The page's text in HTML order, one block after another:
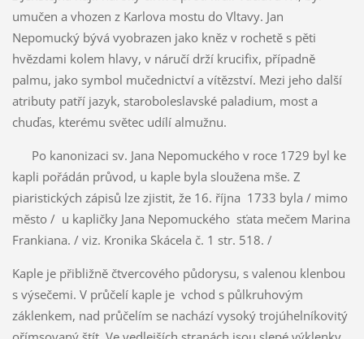
umučen a vhozen z Karlova mostu do Vltavy. Jan
Nepomucký bývá vyobrazen jako kněz v rochetě s pěti
hvězdami kolem hlavy, v náručí drží krucifix, případně
palmu, jako symbol mučednictví a vítězství. Mezi jeho další
atributy patří jazyk, staroboleslavské paladium, most a
chuďas, kterému světec udílí almužnu.
Po kanonizaci sv. Jana Nepomuckého v roce 1729 byl ke
kapli pořádán průvod, u kaple byla sloužena mše. Z
piaristických zápisů lze zjistit, že 16. října 1733 byla / mimo
město / u kapličky Jana Nepomuckého sťata mečem Marina
Frankiana. / viz. Kronika Skácela č. 1 str. 518. /
Kaple je přibližně čtvercového půdorysu, s valenou klenbou
s výsečemi. V průčelí kaple je vchod s půlkruhovým
záklenkem, nad průčelím se nachází vysoký trojúhelníkovitý